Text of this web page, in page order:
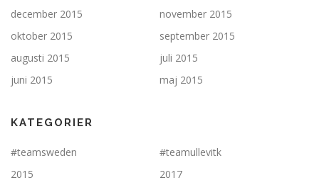
december 2015
november 2015
oktober 2015
september 2015
augusti 2015
juli 2015
juni 2015
maj 2015
KATEGORIER
#teamsweden
#teamullevitk
2015
2017